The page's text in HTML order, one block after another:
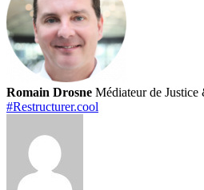
Romain Drosne Médiateur de
#Restructurer.cool